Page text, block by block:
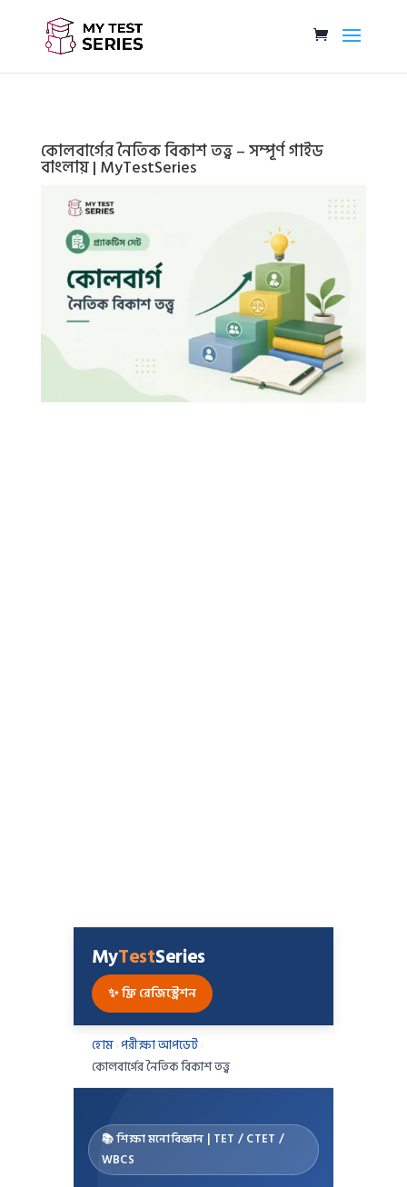
কোলবার্গের নৈতিক বিকাশ তত্ত্ব – সম্পূর্ণ গাইড
বাংলায় | MyTestSeries
MyTestSeries
✨ ফ্রি রেজিস্ট্রেশন
হোম›পরীক্ষা আপডেট›
কোলবার্গের নৈতিক বিকাশ তত্ত্ব
📚 শিক্ষা মনোবিজ্ঞান | TET / CTET /
WBCS